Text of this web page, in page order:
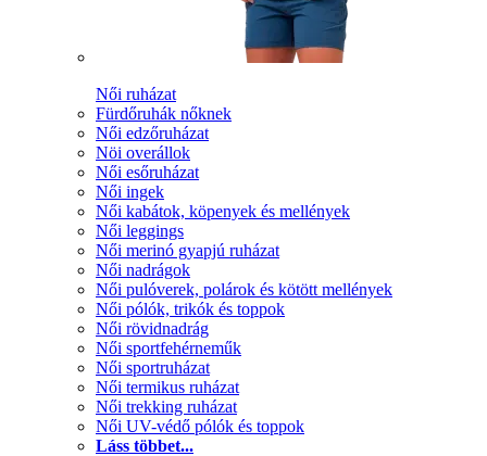
Női ruházat
Fürdőruhák nőknek
Női edzőruházat
Nöi overállok
Női esőruházat
Női ingek
Női kabátok, köpenyek és mellények
Női leggings
Női merinó gyapjú ruházat
Női nadrágok
Női pulóverek, polárok és kötött mellények
Női pólók, trikók és toppok
Női rövidnadrág
Női sportfehérneműk
Női sportruházat
Női termikus ruházat
Női trekking ruházat
Női UV-védő pólók és toppok
Láss többet...